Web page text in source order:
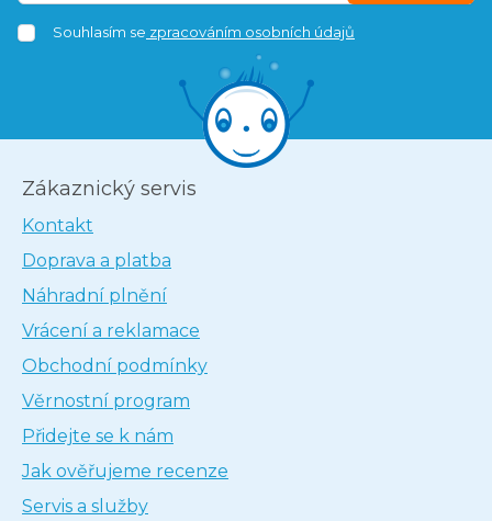
Souhlasím se zpracováním osobních údajů
Zákaznický servis
Kontakt
Doprava a platba
Náhradní plnění
Vrácení a reklamace
Obchodní podmínky
Věrnostní program
Přidejte se k nám
Jak ověřujeme recenze
Servis a služby